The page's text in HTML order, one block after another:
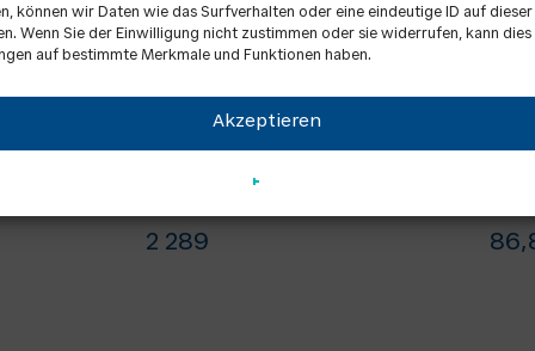
können wir Daten wie das Surfverhalten oder eine eindeutige ID auf
Wenn Sie der Einwilligung nicht zustimmen oder sie widerrufen, kann dies
auf bestimmte Merkmale und Funktionen haben.
Akzeptieren
1 089
2 289